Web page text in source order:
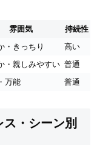
雰囲気
持続性
・きっちり
高い
・親しみやすい 普通
万能 普通
・シーン別